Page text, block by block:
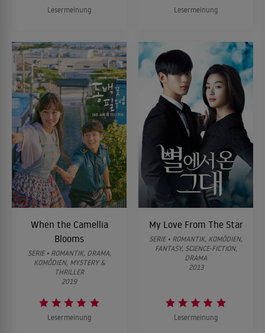
Lesermeinung Lesermeinung
When the Camellia
Blooms
SERIE • ROMANTIK, DRAMA,
KOMÖDIEN, MYSTERY &
THRILLER
2019
Lesermeinung
My Love From The Star
SERIE • ROMANTIK, KOMÖDIEN,
FANTASY, SCIENCE-FICTION,
DRAMA
2013
Lesermeinung